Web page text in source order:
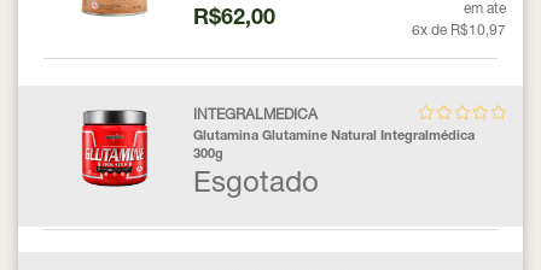
R$62,00
em ate
6x de R$10,97
INTEGRALMEDICA
Glutamina Glutamine Natural Integralmédica
300g
Esgotado